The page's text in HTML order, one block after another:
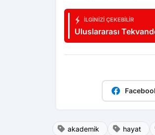
İLGINIZI ÇEKEBILIR
Uluslararası
madalya gururu
akademik hayat